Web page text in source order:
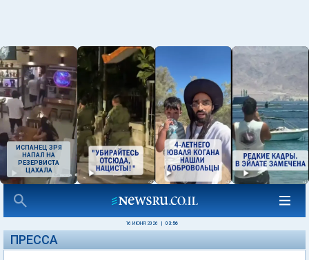
ИСПАНЕЦ ЗРЯ
НАПАЛ НА
РЕЗЕРВИСТА
ЦАХАЛА
16 ИЮНЯ 2026 03:56
ПРЕССА